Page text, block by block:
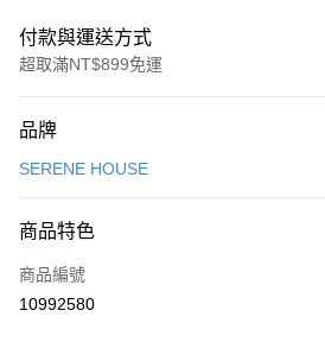
付款與運送方式
超取滿NT$899免運
信用卡一次付款
Apple Pay
街口支付
品牌
SERENE HOUSE
商品特色
商品編號
10992580